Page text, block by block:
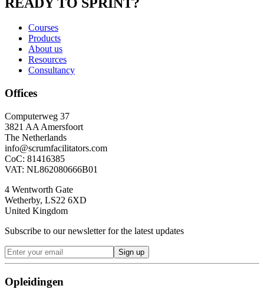
Courses
Products
About us
Resources
Consultancy
Offices
Computerweg 37
3821 AA Amersfoort
The Netherlands
info@scrumfacilitators.com
CoC: 81416385
VAT: NL862080666B01
4 Wentworth Gate
Wetherby, LS22 6XD
United Kingdom
Subscribe to our newsletter for the latest updates
Sign up
Opleidingen